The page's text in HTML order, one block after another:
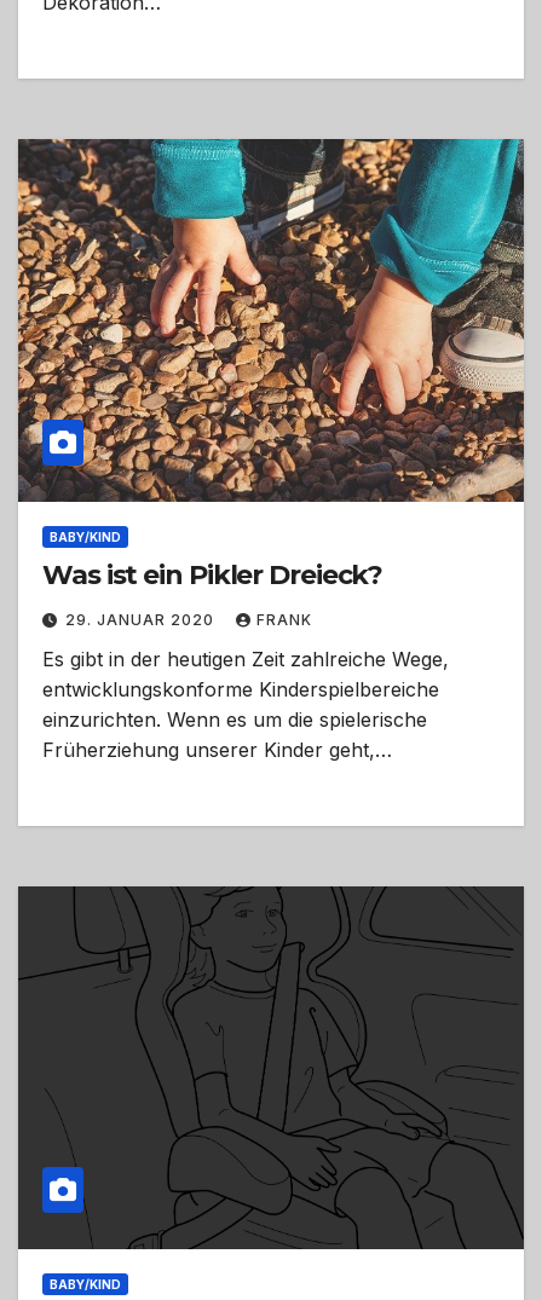
BABY/KIND
Was ist ein Pikler Dreieck?
29. JANUAR 2020 FRANK
Es gibt in der heutigen Zeit zahlreiche Wege,
entwicklungskonforme Kinderspielbereiche
einzurichten. Wenn es um die spielerische
Früherziehung unserer Kinder geht,…
BABY/KIND